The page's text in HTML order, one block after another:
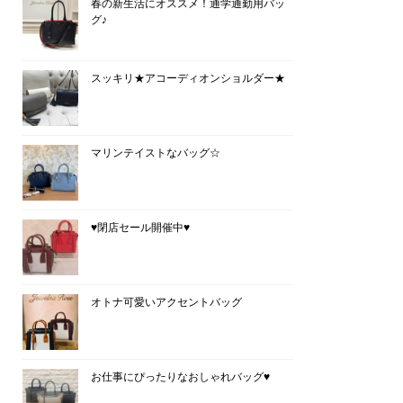
春の新生活にオススメ！通学通勤用バッ
グ♪
スッキリ★アコーディオンショルダー★
マリンテイストなバッグ☆
♥閉店セール開催中♥
オトナ可愛いアクセントバッグ
お仕事にぴったりなおしゃれバッグ♥